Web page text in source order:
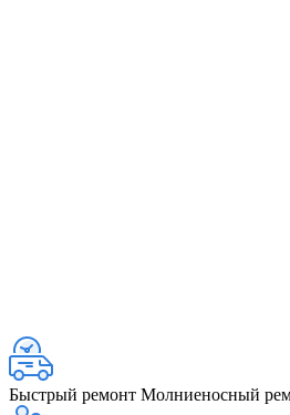
Быстрый ремонт Молниеносный